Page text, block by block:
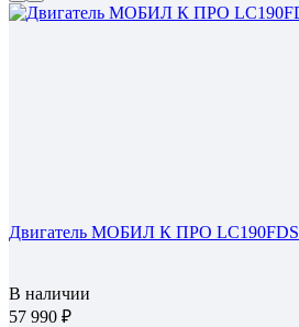
Двигатель МОБИЛ К ПРО LC190FDS
В наличии
57 990